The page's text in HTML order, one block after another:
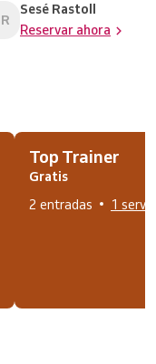
Sesé Rastoll
Reservar ahora
Top Trainer
Gratis
2 entradas
1